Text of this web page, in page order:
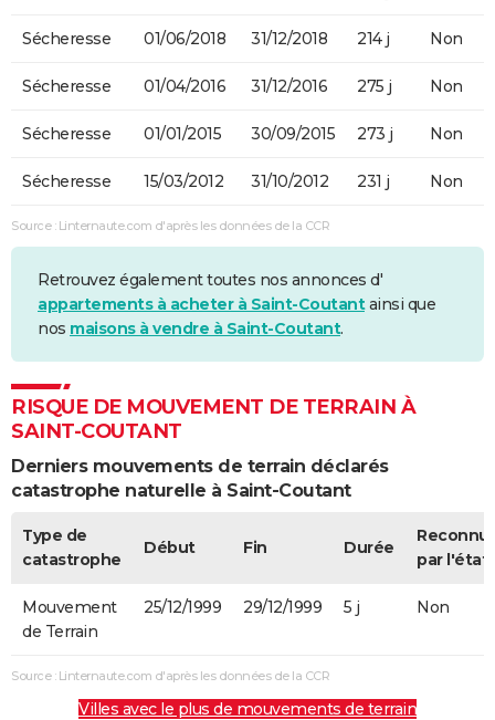
Sécheresse 01/06/2018 31/12/2018 214 j Non
Sécheresse 01/04/2016 31/12/2016 275 j Non
Sécheresse 01/01/2015 30/09/2015 273 j Non
Sécheresse 15/03/2012 31/10/2012 231 j Non
Source : Linternaute.com d'après les données de la CCR
Retrouvez également toutes nos annonces d'
appartements à acheter à Saint-Coutantainsi que
nos maisons à vendre à Saint-Coutant.
RISQUE DE MOUVEMENT DE TERRAIN À
SAINT-COUTANT
Derniers mouvements de terrain déclarés
catastrophe naturelle à Saint-Coutant
Type de
catastrophe
Début Fin Durée
par l'état
Mouvement
de Terrain
25/12/1999 29/12/1999 5 j Non
Source : Linternaute.com d'après les données de la CCR
Villes avec le plus de mouvements de terrain